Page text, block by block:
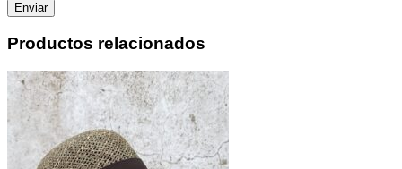
Productos relacionados